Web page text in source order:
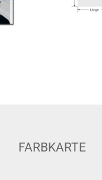
FARBKARTE